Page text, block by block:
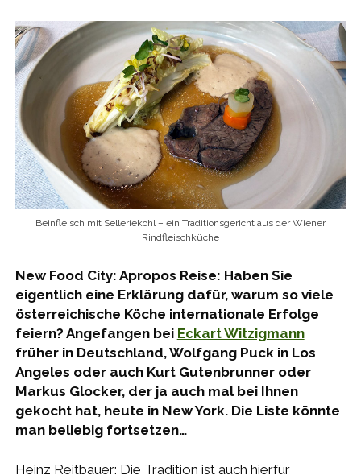
Beinfleisch mit Selleriekohl – ein Traditionsgericht aus der Wiener
Rindfleischküche
New Food City: Apropos Reise: Haben Sie
eigentlich eine Erklärung dafür, warum so viele
österreichische Köche internationale Erfolge
feiern? Angefangen bei Eckart Witzigmann
früher in Deutschland, Wolfgang Puck in Los
Angeles oder auch Kurt Gutenbrunner oder
Markus Glocker, der ja auch mal bei Ihnen
gekocht hat, heute in New York. Die Liste könnte
man beliebig fortsetzen…
Heinz Reitbauer: Die Tradition ist auch hierfür